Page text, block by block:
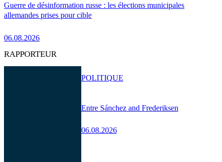
Guerre de désinformation russe : les élections municipales
allemandes prises pour cible
06.08.2026
RAPPORTEUR
Entre Sánchez and Frederiksen
06.08.2026
POLITIQUE